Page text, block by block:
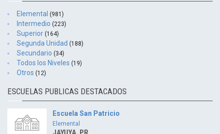
Elemental (981)
Intermedio (223)
Superior (164)
Segunda Unidad (188)
Secundario (34)
Todos los Niveles (19)
Otros (12)
ESCUELAS PUBLICAS DESTACADOS
Escuela San Patricio
Elemental